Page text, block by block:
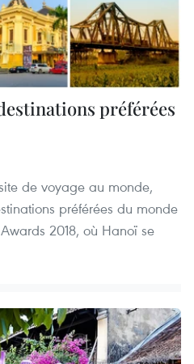
préférées
de voyage au monde,
préférées du monde
2018, où Hanoï se